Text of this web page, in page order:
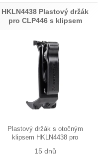
recenze.
HKLN4438 Plastový držák
pro CLP446 s klipsem
Plastový držák s otočným
klipsem HKLN4438 pro
15 dnů